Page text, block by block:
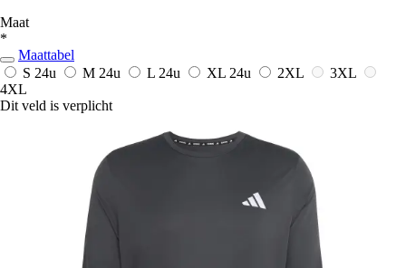
Maat
*
Maattabel
S 24u M 24u L 24u XL 24u 2XL
3XL
4XL
Dit veld is verplicht